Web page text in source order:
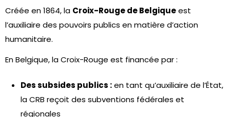
Créée en 1864, la Croix-Rouge de Belgiqueest
l’auxiliaire des pouvoirs publics en matière d’action
humanitaire.
En Belgique, la Croix-Rouge est financée par :
Des subsides publics :en tant qu’auxiliaire de l’État,
la CRB reçoit des subventions fédérales et
régionales